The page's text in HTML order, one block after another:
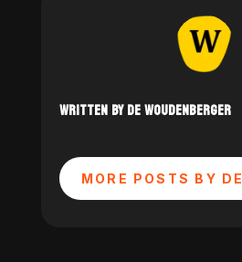
WRITTEN BY DE WOUDENBERGER
MORE POSTS BY DE